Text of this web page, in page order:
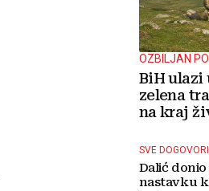
OZBILJAN
BiH ulazi
zelena
na kraj
SVE
Dalić
nastavku